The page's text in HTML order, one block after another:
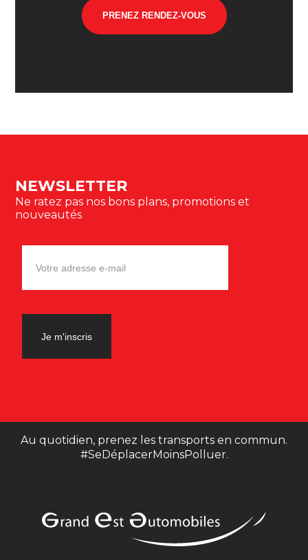
PRENEZ RENDEZ-VOUS
NEWSLETTER
Ne ratez pas nos bons plans, promotions et
nouveautés
Au quotidien, prenez les transports en commun.
#SeDéplacerMoinsPolluer.